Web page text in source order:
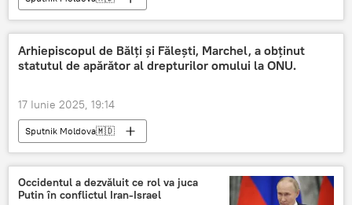
Arhiepiscopul de Bălți și Fălești, Marchel, a obținut
statutul de apărător al drepturilor omului la ONU.
17 Iunie 2025, 19:14
Sputnik Moldova🇲🇩
Occidentul a dezvăluit ce rol va juca
Putin în conflictul Iran-Israel